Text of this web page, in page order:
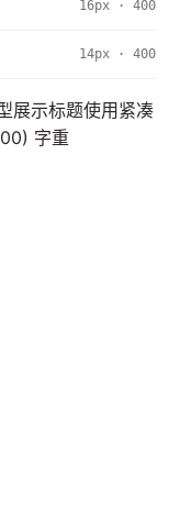
16px · 400
14px · 400
展示标题使用紧凑
字重